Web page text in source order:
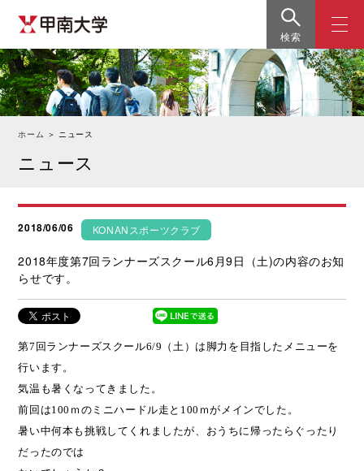
検索
ホーム ＞ニュース
ニュース
2018/06/06 KONANスポーツクラブ
2018年度第7回ランナーズスクール6月9日（土)の内容のお知
らせです。
第7 回ランナーズスクール6/9 （土）は脚力を目指したメニューを
行います。
気温も暑くなってきました。
前回は100 ｍのミニハードル走と 100 ｍがメインでした。
暑い中何本も挑戦してくれましたが、おうちに帰ったらぐったり
だったのでは